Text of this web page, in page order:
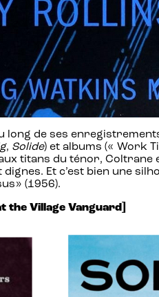
long de ses
, Solide) et albums (« Work
titans du ténor, Coltrane
Et c’est bien une
(1956).
the Village Vanguard]